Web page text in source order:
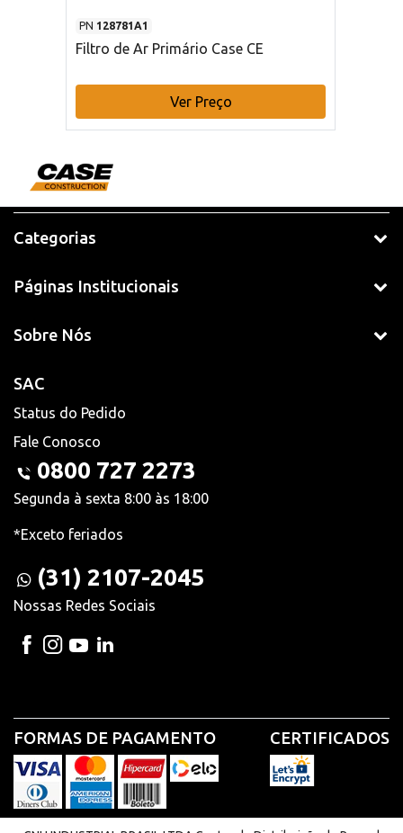
PN 128781A1
Filtro de Ar Primário Case CE
Ver Preço
Categorias
Páginas Institucionais
Sobre Nós
SAC
Status do Pedido
Fale Conosco
0800 727 2273
Segunda à sexta 8:00 às 18:00
*Exceto feriados
(31) 2107-2045
Nossas Redes Sociais
FORMAS DE PAGAMENTO CERTIFICADOS